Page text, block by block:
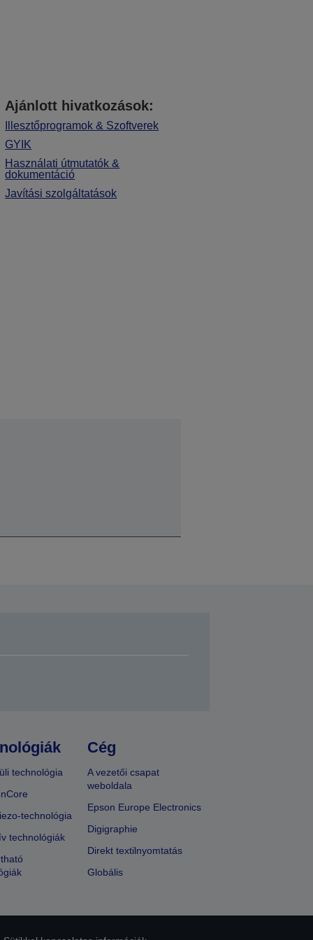
Ajánlott hivatkozások:
Illesztőprogramok & Szoftverek
GYIK
Használati útmutatók &
dokumentáció
Javítási szolgáltatások
technológia
technológia
technológiák
Cég
A vezetői csapat
weboldala
Epson Europe Electronics
Digigraphie
Direkt textilnyomtatás
Globális